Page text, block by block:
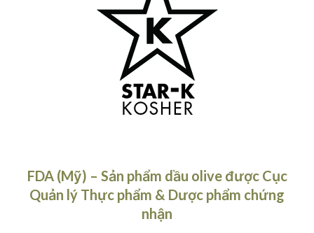
FDA (Mỹ) – Sản phẩm dầu olive được Cục
Quản lý Thực phẩm & Dược phẩm chứng
nhận